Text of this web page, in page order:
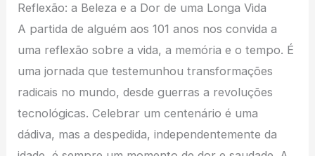
Reflexão: a Beleza e a Dor de uma Longa Vida
A partida de alguém aos 101 anos nos convida a
uma reflexão sobre a vida, a memória e o tempo. É
uma jornada que testemunhou transformações
radicais no mundo, desde guerras a revoluções
tecnológicas. Celebrar um centenário é uma
dádiva, mas a despedida, independentemente da